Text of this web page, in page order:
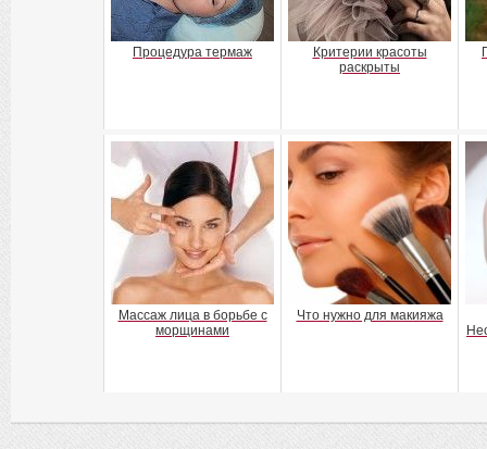
Процедура термаж
Критерии красоты
раскрыты
Массаж лица в борьбе с
морщинами
Что нужно для макияжа